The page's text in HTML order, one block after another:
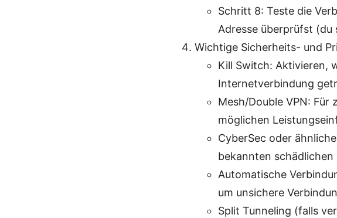
Schritt 8: Teste die
Adresse überprüfst (du
Wichtige Sicherheits- und
Kill Switch: Aktivieren,
Internetverbindung
Mesh/Double VPN: Für
möglichen
CyberSec oder
bekannten schädlichen
Automatische
um unsichere
Split Tunneling (falls